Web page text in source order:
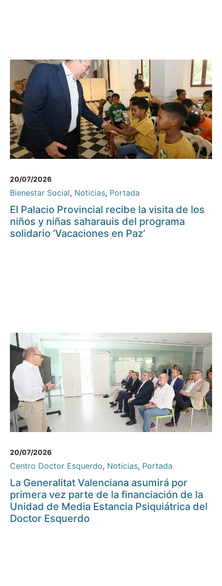
20/07/2026
Bienestar Social, Noticias, Portada
El Palacio Provincial recibe la visita de los
niños y niñas saharauis del programa
solidario ‘Vacaciones en Paz’
20/07/2026
Centro Doctor Esquerdo, Noticias, Portada
La Generalitat Valenciana asumirá por
primera vez parte de la financiación de la
Unidad de Media Estancia Psiquiátrica del
Doctor Esquerdo